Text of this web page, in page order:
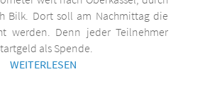
Bilk. Dort soll am Nachmittag die
werden. Denn jeder Teilnehmer
als Spende.
WEITERLESEN